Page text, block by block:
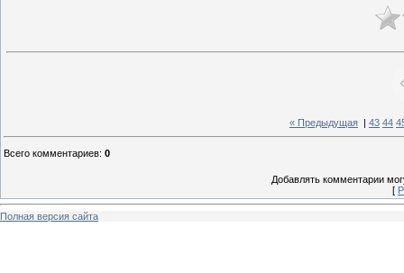
« Предыдущая 43 44
Всего комментариев: 0
Добавлять комментарии
[
Полная версия сайта